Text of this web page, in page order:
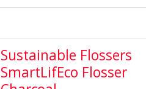
Sustainable Flossers
SmartLifEco Flosser